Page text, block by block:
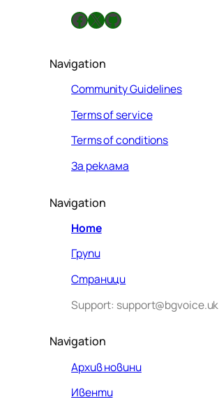
Facebook X GitHub
Navigation
Community Guidelines
Terms of service
Terms of conditions
За реклама
Navigation
Home
Групи
Страници
Support: support@bgvoice.uk
Navigation
Архив новини
Ивенти